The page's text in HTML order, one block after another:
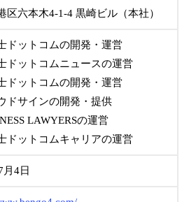
区六本木4-1-4 黒崎ビル（本社）
ドットコムの開発・運営
ドットコムニュースの運営
ドットコムの開発・運営
ドサインの開発・提供
LAWYERSの運営
ドットコムキャリアの運営
月4日